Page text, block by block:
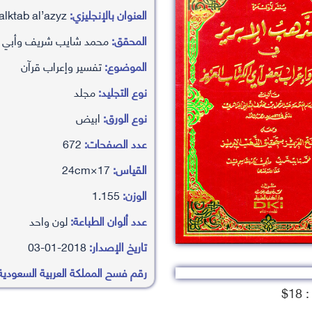
العنوان بالإنجليزي:aldhhb al’ibryz fy tfsyr w’i’arab b’ad aay alktab al’azyz
المحقق:محمد شايب شريف
الموضوع:تفسير وإعراب قرآن
نوع التجليد:مجلد
نوع الورق:ابيض
عدد الصفحات:
القياس:17×24cm
الوزن:
عدد ألوان الطباعة:لون واحد
تاريخ الإصدار:2018-01-03
رقم فسح المملكة العربية